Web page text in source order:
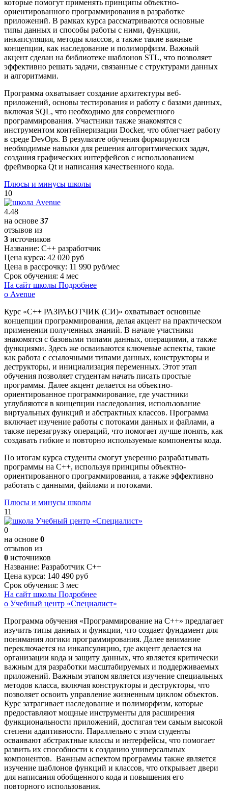
которые помогут применять принципы объектно-
ориентированного программирования в разработке
приложений. В рамках курса рассматриваются основные
типы данных и способы работы с ними, функции,
инкапсуляция, методы классов, а также такие важные
концепции, как наследование и полиморфизм. Важный
акцент сделан на библиотеке шаблонов STL, что позволяет
эффективно решать задачи, связанные с структурами данных
и алгоритмами.
Программа охватывает создание архитектуры веб-
приложений, основы тестирования и работу с базами данных,
включая SQL, что необходимо для современного
программирования. Участники также знакомятся с
инструментом контейнеризации Docker, что облегчает работу
в среде DevOps. В результате обучения формируются
необходимые навыки для решения алгоритмических задач,
создания графических интерфейсов с использованием
фреймворка Qt и написания качественного кода.
Плюсы и минусы школы
10
4.48
на основе 37
отзывов из
3 источников
Название: C++ разработчик
Цена курса: 42 020 руб
Цена в рассрочку: 11 990 руб/мес
Срок обучения: 4 мес
На сайт школы Подробнее
о Avenue
Курс «C++ РАЗРАБОТЧИК (СИ)» охватывает основные
концепции программирования, делая акцент на практическом
применении полученных знаний. В начале участники
знакомятся с базовыми типами данных, операциями, а также
функциями. Здесь же осваиваются ключевые аспекты, такие
как работа с ссылочными типами данных, конструкторы и
деструкторы, и инициализация переменных. Этот этап
обучения позволяет студентам начать писать простые
программы. Далее акцент делается на объектно-
ориентированное программирование, где участники
углубляются в концепции наследования, использование
виртуальных функций и абстрактных классов. Программа
включает изучение работы с потоками данных и файлами, а
также перезагрузку операций, что помогает лучше понять, как
создавать гибкие и повторно используемые компоненты кода.
По итогам курса студенты смогут уверенно разрабатывать
программы на C++, используя принципы объектно-
ориентированного программирования, а также эффективно
работать с данными, файлами и потоками.
Плюсы и минусы школы
11
0
на основе 0
отзывов из
0 источников
Название: Разработчик С++
Цена курса: 140 490 руб
Срок обучения: 3 мес
На сайт школы Подробнее
о Учебный центр «Специалист»
Программа обучения «Программирование на С++» предлагает
изучить типы данных и функции, что создает фундамент для
понимания логики программирования. Далее внимание
переключается на инкапсуляцию, где акцент делается на
организации кода и защиту данных, что является критически
важным для разработки масштабируемых и поддерживаемых
приложений. Важным этапом является изучение специальных
методов класса, включая конструкторы и деструкторы, что
позволяет освоить управление жизненным циклом объектов.
Курс затрагивает наследование и полиморфизм, которые
предоставляют мощные инструменты для расширения
функциональности приложений, достигая тем самым высокой
степени адаптивности. Параллельно с этим студенты
осваивают абстрактные классы и интерфейсы, что помогает
развить их способности к созданию универсальных
компонентов. Важным аспектом программы также является
изучение шаблонов функций и классов, что открывает двери
для написания обобщенного кода и повышения его
повторного использования.